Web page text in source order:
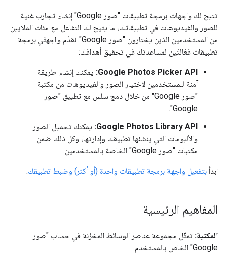
تتيح لك واجهات برمجة تطبيقات "صور Google" إنشاء تجارب غنية
للصور والفيديوهات في تطبيقاتك، ما يتيح لك التفاعل مع مئات الملايين
من المستخدمين الذين يختارون "صور Google". نقدّم واجهتَي برمجة
تطبيقات فعّالتَين لمساعدتك في تحقيق أهدافك:
Google Photos Picker API: يمكنك إنشاء طريقة
آمنة للمستخدمين لاختيار الصور والفيديوهات من مكتبة
"صور Google" من خلال دمج سلس مع تطبيق "صور
Google".
Google Photos Library API: يمكنك تحميل الصور
والألبومات التي ينشئها تطبيقك وإدارتها، وكل ذلك ضمن
مكتبات "صور Google" الخاصة بالمستخدمين.
ابدأ بتفعيل واجهة برمجة تطبيقات واحدة (أو أكثر) وضبط تطبيقك.
المفاهيم الرئيسية
المكتبة: تمثّل مجموعة عناصر الوسائط المخزّنة في حساب "صور
Google" الخاص بالمستخدم.